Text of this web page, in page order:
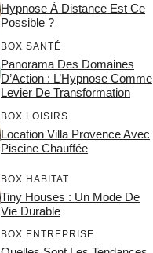
Hypnose À Distance Est Ce
Possible ?
BOX SANTÉ
Panorama Des Domaines
D’Action : L’Hypnose Comme
Levier De Transformation
BOX LOISIRS
Location Villa Provence Avec
Piscine Chauffée
BOX HABITAT
Tiny Houses : Un Mode De
Vie Durable
BOX ENTREPRISE